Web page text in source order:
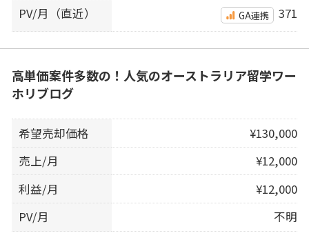
PV/月（直近） GA連携 371
高単価案件多数の！人気のオーストラリア留学ワー
ホリブログ
希望売却価格
¥130,000
売上/月
¥12,000
利益/月
¥12,000
PV/月
不明